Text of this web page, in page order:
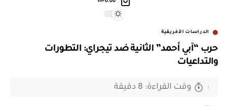
EGP0.00
الدراسات الأفريقية
حرب “آبي أحمد” الثانية ضد تيجراي: التطورات
والتداعيات
وقت القراءة: 8 دقيقة